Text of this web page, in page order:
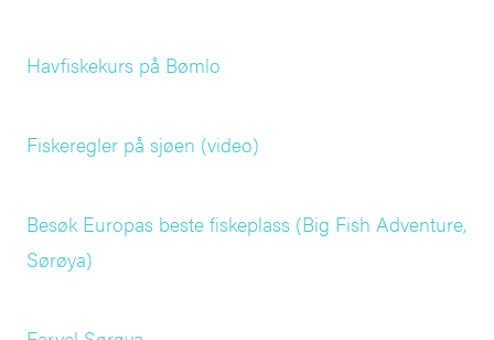
Havfiskekurs på Bømlo
Fiskeregler på sjøen (video)
Besøk Europas beste fiskeplass (Big Fish Adventure,
Sørøya)